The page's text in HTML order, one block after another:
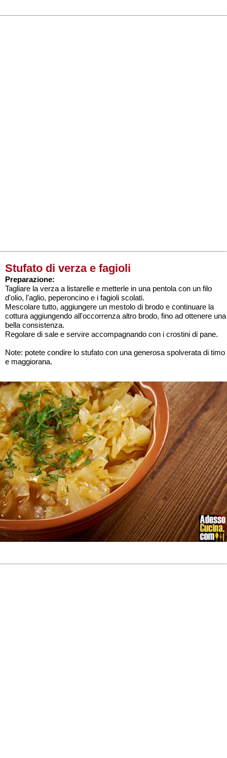
Stufato di verza e fagioli
Preparazione:
Tagliare la verza a listarelle e metterle in una pentola con un filo
d'olio, l'aglio, peperoncino e i fagioli scolati.
Mescolare tutto, aggiungere un mestolo di brodo e continuare la
cottura aggiungendo all'occorrenza altro brodo, fino ad ottenere una
bella consistenza.
Regolare di sale e servire accompagnando con i crostini di pane.
Note: potete condire lo stufato con una generosa spolverata di timo
e maggiorana.